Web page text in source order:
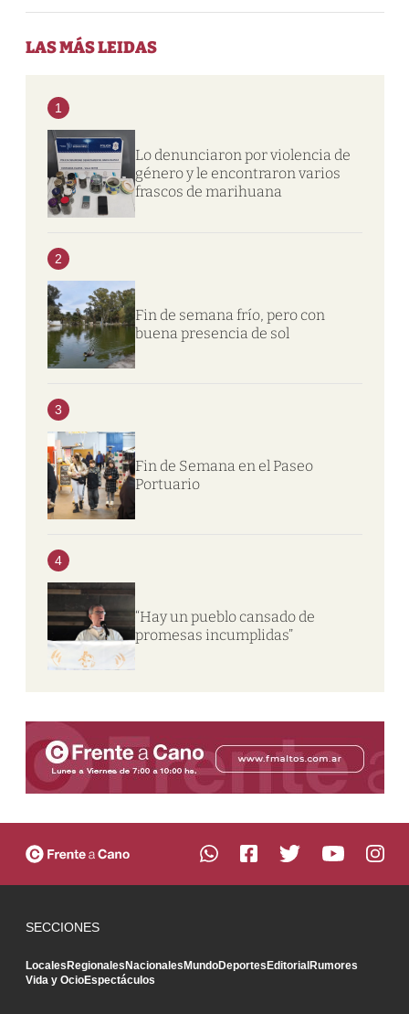
LAS MÁS LEIDAS
1
Lo denunciaron por violencia de
género y le encontraron varios
frascos de marihuana
2
Fin de semana frío, pero con
buena presencia de sol
3
Fin de Semana en el Paseo
Portuario
4
“Hay un pueblo cansado de
promesas incumplidas”
SECCIONES
LocalesRegionalesNacionalesMundoDeportesEditorialRumores
Vida y OcioEspectáculos